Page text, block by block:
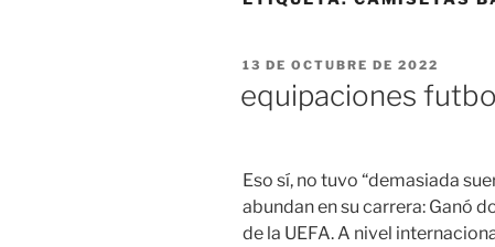
PUBLICADO
13 DE OCTUBRE DE 2022
equipaciones
Eso sí, no tuvo “demasiada
abundan en su carrera: Ganó
de la UEFA. A nivel